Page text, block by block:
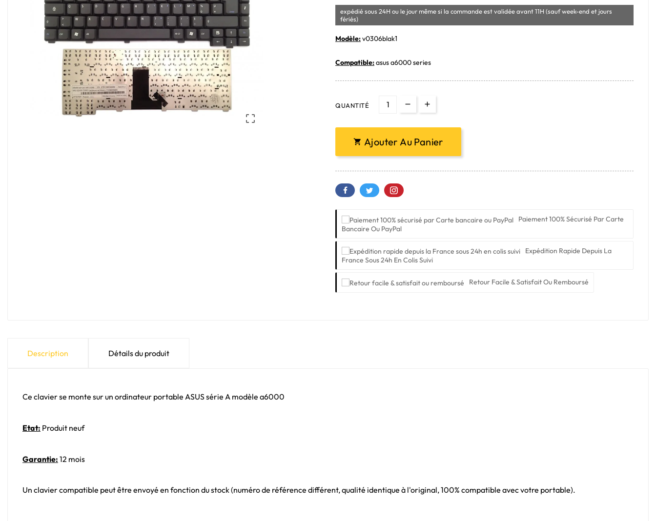

expédié sous 24H ou le jour même si la commande est validée avant 11H (sauf week-end et jours
fériés)
Modèle:v0306blak1
Compatible:asus a6000 series
QUANTITÉ
 Ajouter Au Panier
Paiement 100% Sécurisé Par Carte
Bancaire Ou PayPal
Expédition Rapide Depuis La
France Sous 24h En Colis Suivi
Retour Facile & Satisfait Ou Remboursé
Description Détails du produit
Ce clavier se monte sur un ordinateur portable ASUS série A modèle a6000
Etat: Produit neuf
Garantie: 12 mois
Un clavier compatible peut être envoyé en fonction du stock (numéro de référence différent, qualité identique à l'original, 100% compatible avec votre portable).